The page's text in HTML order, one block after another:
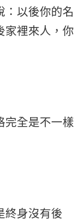
：以後你的名
家裡來人，你
完全是不一樣
終身沒有後